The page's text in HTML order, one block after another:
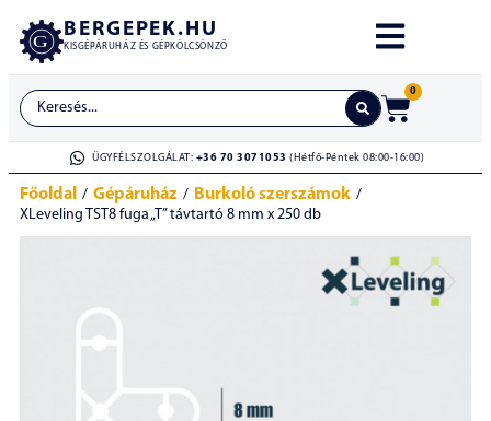
BERGEPEK.HU
KISGÉPÁRUHÁZ ÉS GÉPKÖLCSÖNZŐ
0
ÜGYFÉLSZOLGÁLAT: +36 70 3071053 (Hétfő-Péntek 08:00-16:00)
Főoldal / Gépáruház / Burkoló szerszámok /
XLeveling TST8 fuga „T” távtartó 8 mm x 250 db